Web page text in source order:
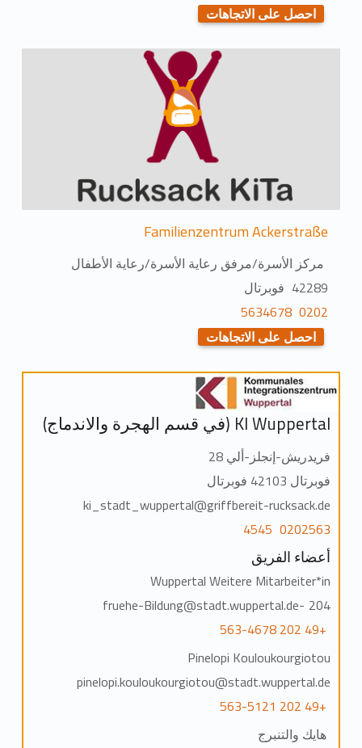
احصل على الاتجاهات
Familienzentrum Ackerstraße
مركز الأسرة/مرفق رعاية الأسرة/رعاية الأطفال
42289 فوبرتال
0202 5634678
احصل على الاتجاهات
KI Wuppertal (في قسم الهجرة والاندماج)
فريدريش-إنجلز-ألي 28
فوبرتال 42103 فوبرتال
ki_stadt_wuppertal@griffbereit-rucksack.de
0202563 4545
أعضاء الفريق
Wuppertal Weitere Mitarbeiter*in
204-fruehe-Bildung@stadt.wuppertal.de
+49 202 563-4678
Pinelopi Kouloukourgiotou
pinelopi.kouloukourgiotou@stadt.wuppertal.de
+49 202 563-5121
هايك والتنبرج